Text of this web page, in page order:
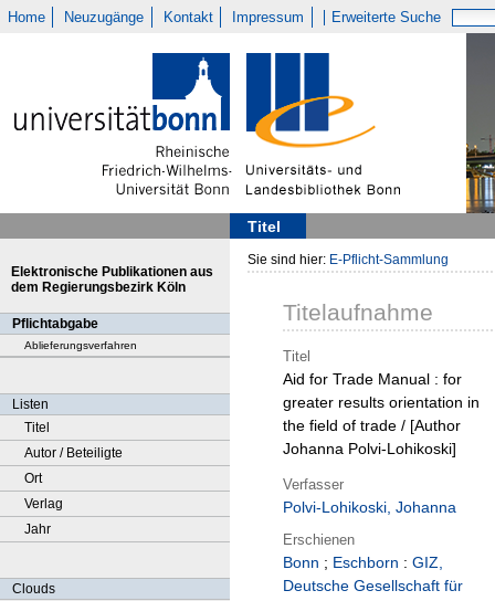
Home Neuzugänge Kontakt Impressum Erweiterte Suche
Titel
Elektronische Publikationen aus
dem Regierungsbezirk Köln
Pflichtabgabe
Ablieferungsverfahren
Listen
Titel
Autor / Beteiligte
Ort
Verlag
Jahr
Clouds
Sie sind hier: E-Pflicht-Sammlung
Titelaufnahme
Titel
Aid for Trade Manual : for
greater results orientation in
the field of trade / [Author
Johanna Polvi-Lohikoski]
Verfasser
Polvi-Lohikoski, Johanna
Erschienen
Bonn ; Eschborn : GIZ,
Deutsche Gesellschaft für